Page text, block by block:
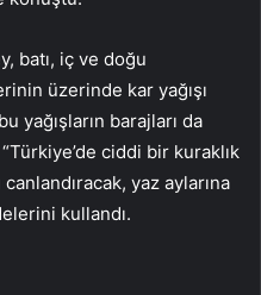
batı, iç ve doğu
üzerinde kar yağışı
yağışların barajları da
ciddi bir kuraklık
yaz aylarına
kullandı.